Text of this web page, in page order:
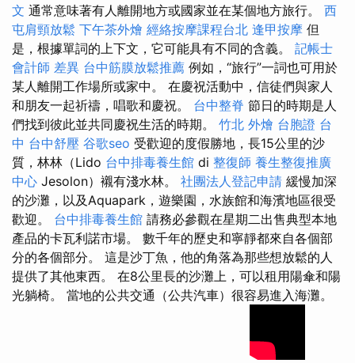
文 通常意味著有人離開地方或國家並在某個地方旅行。 西
屯肩頸放鬆 下午茶外燴 經絡按摩課程台北 逢甲按摩 但
是，根據單詞的上下文，它可能具有不同的含義。 記帳士
會計師 差異 台中筋膜放鬆推薦 例如，“旅行”一詞也可用於
某人離開工作場所或家中。 在慶祝活動中，信徒們與家人
和朋友一起祈禱，唱歌和慶祝。 台中整脊 節日的時期是人
們找到彼此並共同慶祝生活的時期。 竹北 外燴 台胞證 台
中 台中舒壓 谷歌seo 受歡迎的度假勝地，長15公里的沙
質，林林（Lido 台中排毒養生館 di 整復師 養生整復推廣
中心 Jesolon）襯有淺水林。 社團法人登記申請 緩慢加深
的沙灘，以及Aquapark，遊樂園，水族館和海濱地區很受
歡迎。 台中排毒養生館 請務必參觀在星期二出售典型本地
產品的卡瓦利諾市場。 數千年的歷史和寧靜都來自各個部
分的各個部分。 這是沙丁魚，他的角落為那些想放鬆的人
提供了其他東西。 在8公里長的沙灘上，可以租用陽傘和陽
光躺椅。 當地的公共交通（公共汽車）很容易進入海灘。